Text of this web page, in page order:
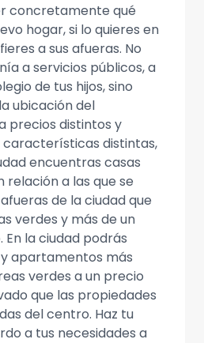
concretamente qué
hogar, si lo quieres en
a sus afueras. No
a servicios públicos, a
de tus hijos, sino
ubicación del
precios distintos y
distintas,
encuentras casas
relación a las que se
de la ciudad que
verdes y más de un
En la ciudad podrás
apartamentos más
verdes a un precio
que las propiedades
del centro. Haz tu
a tus necesidades a